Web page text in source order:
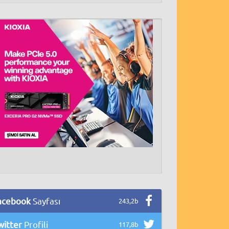
Sayfası 243,2b
Profili 117,8b